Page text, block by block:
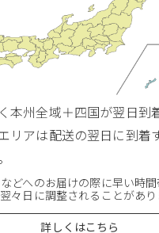
本州全域＋四国が翌日到
リアは配送の翌日に到着
どへのお届けの際に早い時
々日に調整されることがあり
詳しくはこちら